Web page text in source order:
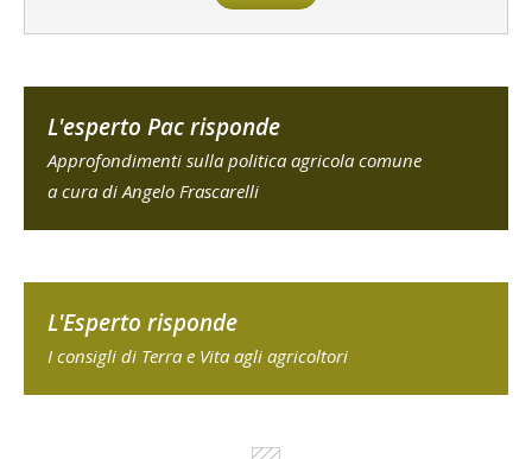
L'esperto Pac risponde
Approfondimenti sulla politica agricola comune
a cura di Angelo Frascarelli
L'Esperto risponde
I consigli di Terra e Vita agli agricoltori